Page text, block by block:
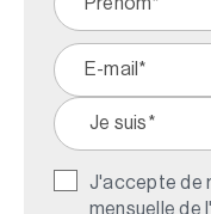
J'accepte de
mensuelle de